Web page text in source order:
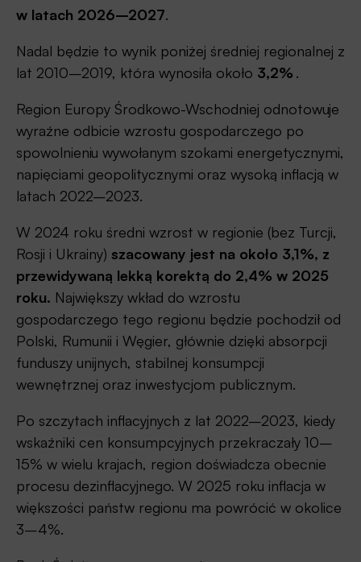
w latach 2026–2027.
Nadal będzie to wynik poniżej średniej regionalnej z
lat 2010–2019, która wynosiła około 3,2% .
Region Europy Środkowo-Wschodniej odnotowuje
wyraźne odbicie wzrostu gospodarczego po
spowolnieniu wywołanym szokami energetycznymi,
napięciami geopolitycznymi oraz wysoką inflacją w
latach 2022–2023.
W 2024 roku średni wzrost w regionie (bez Turcji,
Rosji i Ukrainy) szacowany jest na około 3,1%, z
przewidywaną lekką korektą do 2,4% w 2025
roku. Największy wkład do wzrostu
gospodarczego tego regionu będzie pochodził od
Polski, Rumunii i Węgier, głównie dzięki absorpcji
funduszy unijnych, stabilnej konsumpcji
wewnętrznej oraz inwestycjom publicznym.
Po szczytach inflacyjnych z lat 2022–2023, kiedy
wskaźniki cen konsumpcyjnych przekraczały 10–
15% w wielu krajach, region doświadcza obecnie
procesu dezinflacyjnego. W 2025 roku inflacja w
większości państw regionu ma powrócić w okolice
3–4%.